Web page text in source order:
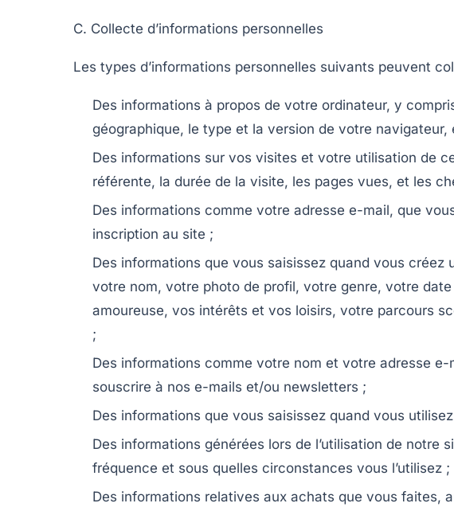
C. Collecte d’informations personnelles
Les types d’informations personnelles suivants peuvent
Des informations à propos de votre ordinateur, y
géographique, le type et la version de votre navigateur,
Des informations sur vos visites et votre utilisation de
référente, la durée de la visite, les pages vues, et les
Des informations comme votre adresse e-mail, que
inscription au site ;
Des informations que vous saisissez quand vous créez
votre nom, votre photo de profil, votre genre, votre
amoureuse, vos intérêts et vos loisirs, votre parcours
;
Des informations comme votre nom et votre adresse
souscrire à nos e-mails et/ou newsletters ;
Des informations que vous saisissez quand vous
Des informations générées lors de l’utilisation de notre
fréquence et sous quelles circonstances vous l’utilisez ;
Des informations relatives aux achats que vous faites,